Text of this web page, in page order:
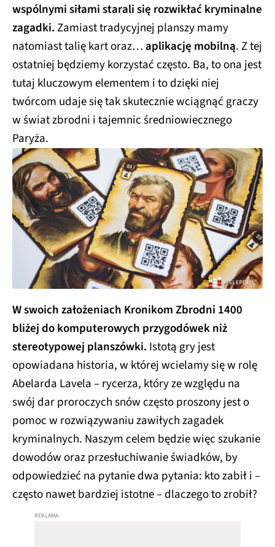
wspólnymi siłami starali się rozwikłać kryminalne
zagadki.Zamiast tradycyjnej planszy mamy
natomiast talię kart oraz…aplikację mobilną. Z tej
ostatniej będziemy korzystać często. Ba, to ona jest
tutaj kluczowym elementem i to dzięki niej
twórcom udaje się tak skutecznie wciągnąć graczy
w świat zbrodni i tajemnic średniowiecznego
Paryża.
W swoich założeniach Kronikom Zbrodni 1400
bliżej do komputerowych przygodówek niż
stereotypowej planszówki. Istotą gry jest
opowiadana historia, w której wcielamy się w rolę
Abelarda Lavela – rycerza, który ze względu na
swój dar proroczych snów często proszony jest o
pomoc w rozwiązywaniu zawiłych zagadek
kryminalnych. Naszym celem będzie więc szukanie
dowodów oraz przesłuchiwanie świadków, by
odpowiedzieć na pytanie dwa pytania: kto zabił i –
często nawet bardziej istotne – dlaczego to zrobił?